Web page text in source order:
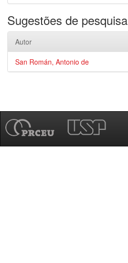
Sugestões de pesquisa
Autor
San Román, Antonio de